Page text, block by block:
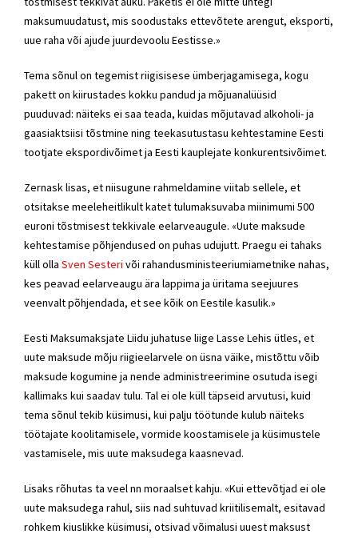
maksumuudatust, mis soodustaks ettevõtete arengut, eksporti,
uue raha või ajude juurdevoolu Eestisse.»
Tema sõnul on tegemist riigisisese ümberjagamisega, kogu
pakett on kiirustades kokku pandud ja mõjuanalüüsid
puuduvad: näiteks ei saa teada, kuidas mõjutavad alkoholi- ja
gaasiaktsiisi tõstmine ning teekasutustasu kehtestamine Eesti
tootjate ekspordivõimet ja Eesti kauplejate konkurentsivõimet.
Zernask lisas, et niisugune rahmeldamine viitab sellele, et
otsitakse meeleheitlikult katet tulumaksuvaba miinimumi 500
euroni tõstmisest tekkivale eelarveaugule. «Uute maksude
kehtestamise põhjendused on puhas udujutt. Praegu ei tahaks
küll olla Sven Sesteri või rahandusministeeriumiametnike nahas,
kes peavad eelarveaugu ära lappima ja üritama seejuures
veenvalt põhjendada, et see kõik on Eestile kasulik.»
Eesti Maksumaksjate Liidu juhatuse liige Lasse Lehis ütles, et
uute maksude mõju riigieelarvele on üsna väike, mistõttu võib
maksude kogumine ja nende administreerimine osutuda isegi
kallimaks kui saadav tulu. Tal ei ole küll täpseid arvutusi, kuid
tema sõnul tekib küsimusi, kui palju töötunde kulub näiteks
töötajate koolitamisele, vormide koostamisele ja küsimustele
vastamisele, mis uute maksudega kaasnevad.
Lisaks rõhutas ta veel nn moraalset kahju. «Kui ettevõtjad ei ole
uute maksudega rahul, siis nad suhtuvad kriitilisemalt, esitavad
rohkem kiuslikke küsimusi, otsivad võimalusi uuest maksust